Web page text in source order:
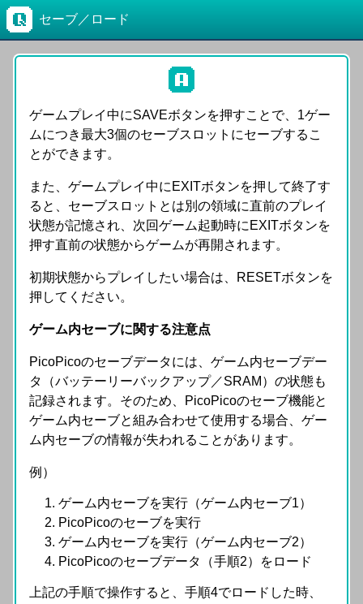
セーブ／ロード
ゲームプレイ中にSAVEボタンを押すことで、1ゲー
ムにつき最大3個のセーブスロットにセーブするこ
とができます。
また、ゲームプレイ中にEXITボタンを押して終了す
ると、セーブスロットとは別の領域に直前のプレイ
状態が記憶され、次回ゲーム起動時にEXITボタンを
押す直前の状態からゲームが再開されます。
初期状態からプレイしたい場合は、RESETボタンを
押してください。
ゲーム内セーブに関する注意点
PicoPicoのセーブデータには、ゲーム内セーブデー
タ（バッテーリーバックアップ／SRAM）の状態も
記録されます。そのため、PicoPicoのセーブ機能と
ゲーム内セーブと組み合わせて使用する場合、ゲー
ム内セーブの情報が失われることがあります。
例）
ゲーム内セーブを実行（ゲーム内セーブ1）
PicoPicoのセーブを実行
ゲーム内セーブを実行（ゲーム内セーブ2）
PicoPicoのセーブデータ（手順2）をロード
上記の手順で操作すると、手順4でロードした時、